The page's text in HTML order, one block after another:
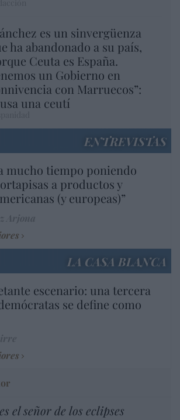
es un sinvergüenza
ha abandonado a su país,
Ceuta es España.
un Gobierno en
con Marruecos”:
una ceutí
ENTREVISTAS
mucho tiempo poniendo
a productos y
(y europeas)”
LA CASA BLANCA
escenario: una tercera
se define como
el señor de los eclipses